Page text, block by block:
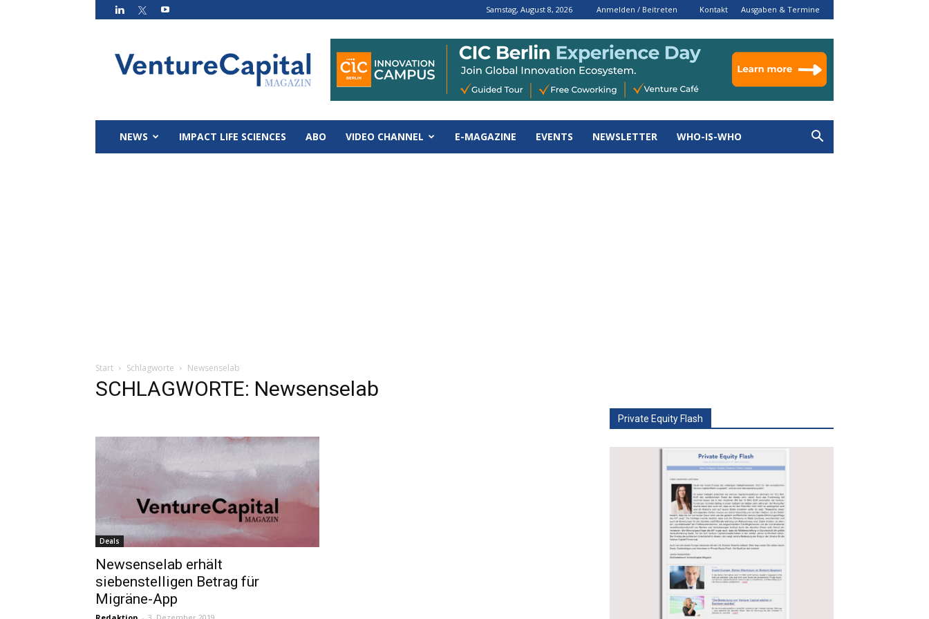
Samstag, August 8, 2026 Anmelden / Beitreten Kontakt Ausgaben & Termine
Magazin
NEWS IMPACT LIFE SCIENCES ABO VIDEO CHANNEL E-MAGAZINE EVENTS NEWSLETTER WHO-IS-WHO
Start Schlagworte Newsenselab
SCHLAGWORTE: Newsenselab
Deals
Newsenselab erhält
siebenstelligen Betrag für
Migräne-App
Private Equity Flash